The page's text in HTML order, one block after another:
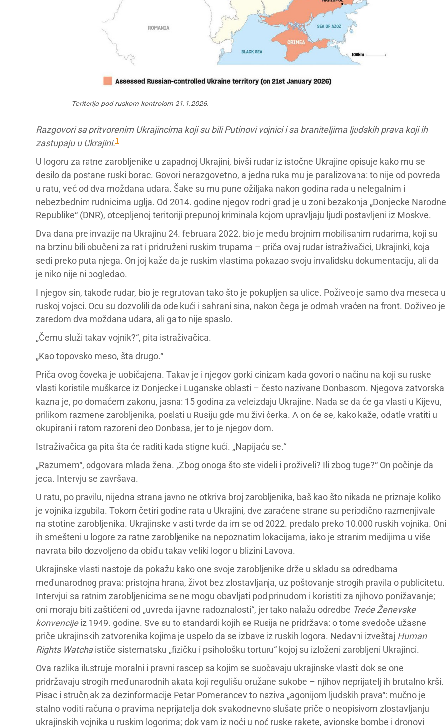
Teritorija pod ruskom kontrolom 21.1.2026.
Razgovori sa pritvorenim Ukrajincima koji su bili Putinovi vojnici i sa braniteljima ljudskih prava koji ih
zastupaju u Ukrajini.1
U logoru za ratne zarobljenike u zapadnoj Ukrajini, bivši rudar iz istočne Ukrajine opisuje kako mu se
desilo da postane ruski borac. Govori nerazgovetno, a jedna ruka mu je paralizovana: to nije od povreda
u ratu, već od dva moždana udara. Šake su mu pune ožiljaka nakon godina rada u nelegalnim i
nebezbednim rudnicima uglja. Od 2014. godine njegov rodni grad je u zoni bezakonja „Donjecke Narodne
Republike“ (DNR), otcepljenoj teritoriji prepunoj kriminala kojom upravljaju ljudi postavljeni iz Moskve.
Dva dana pre invazije na Ukrajinu 24. februara 2022. bio je među brojnim mobilisanim rudarima, koji su
na brzinu bili obučeni za rat i pridruženi ruskim trupama – priča ovaj rudar istraživačici, Ukrajinki, koja
sedi preko puta njega. On joj kaže da je ruskim vlastima pokazao svoju invalidsku dokumentaciju, ali da
je niko nije ni pogledao.
I njegov sin, takođe rudar, bio je regrutovan tako što je pokupljen sa ulice. Poživeo je samo dva meseca u
ruskoj vojsci. Ocu su dozvolili da ode kući i sahrani sina, nakon čega je odmah vraćen na front. Doživeo je
zaredom dva moždana udara, ali ga to nije spaslo.
„Čemu služi takav vojnik?“, pita istraživačica.
„Kao topovsko meso, šta drugo.“
Priča ovog čoveka je uobičajena. Takav je i njegov gorki cinizam kada govori o načinu na koji su ruske
vlasti koristile muškarce iz Donjecke i Luganske oblasti – često nazivane Donbasom. Njegova zatvorska
kazna je, po domaćem zakonu, jasna: 15 godina za veleizdaju Ukrajine. Nada se da će ga vlasti u Kijevu,
prilikom razmene zarobljenika, poslati u Rusiju gde mu živi ćerka. A on će se, kako kaže, odatle vratiti u
okupirani i ratom razoreni deo Donbasa, jer to je njegov dom.
Istraživačica ga pita šta će raditi kada stigne kući. „Napijaću se.“
„Razumem“, odgovara mlada žena. „Zbog onoga što ste videli i proživeli? Ili zbog tuge?“ On počinje da
jeca. Intervju se završava.
U ratu, po pravilu, nijedna strana javno ne otkriva broj zarobljenika, baš kao što nikada ne priznaje koliko
je vojnika izgubila. Tokom četiri godine rata u Ukrajini, dve zaraćene strane su periodično razmenjivale
na stotine zarobljenika. Ukrajinske vlasti tvrde da im se od 2022. predalo preko 10.000 ruskih vojnika. Oni
ih smešteni u logore za ratne zarobljenike na nepoznatim lokacijama, iako je stranim medijima u više
navrata bilo dozvoljeno da obiđu takav veliki logor u blizini Lavova.
Ukrajinske vlasti nastoje da pokažu kako one svoje zarobljenike drže u skladu sa odredbama
međunarodnog prava: pristojna hrana, život bez zlostavljanja, uz poštovanje strogih pravila o publicitetu.
Intervjui sa ratnim zarobljenicima se ne mogu obavljati pod prinudom i koristiti za njihovo ponižavanje;
oni moraju biti zaštićeni od „uvreda i javne radoznalosti“, jer tako nalažu odredbe Treće Ženevske
konvencijeiz 1949. godine. Sve su to standardi kojih se Rusija ne pridržava: o tome svedoče užasne
priče ukrajinskih zatvorenika kojima je uspelo da se izbave iz ruskih logora. Nedavni izveštaj Human
Rights Watchaističe sistematsku „fizičku i psihološku torturu“ kojoj su izloženi zarobljeni Ukrajinci.
Ova razlika ilustruje moralni i pravni rascep sa kojim se suočavaju ukrajinske vlasti: dok se one
pridržavaju strogih međunarodnih akata koji regulišu oružane sukobe – njihov neprijatelj ih brutalno krši.
Pisac i stručnjak za dezinformacije Petar Pomerancev to naziva „agonijom ljudskih prava“: mučno je
stalno voditi računa o pravima neprijatelja dok svakodnevno slušate priče o neopisivom zlostavljanju
ukrajinskih vojnika u ruskim logorima; dok vam iz noći u noć ruske rakete, avionske bombe i dronovi